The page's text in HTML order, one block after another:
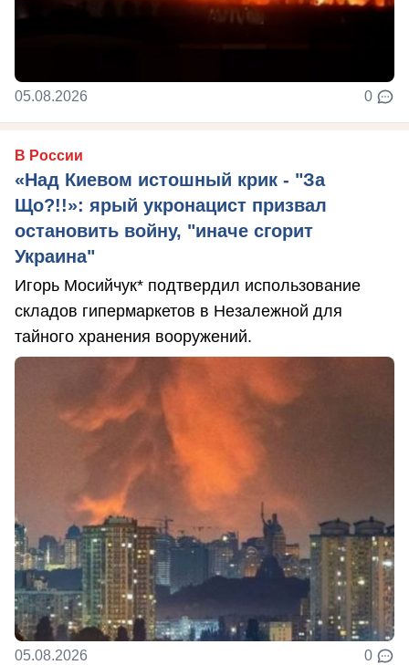
05.08.2026 0
В России
«Над Киевом истошный крик - "За
Що?!!»: ярый укронацист призвал
остановить войну, "иначе сгорит
Украина"
Игорь Мосийчук* подтвердил использование
складов гипермаркетов в Незалежной для
тайного хранения вооружений.
05.08.2026 0